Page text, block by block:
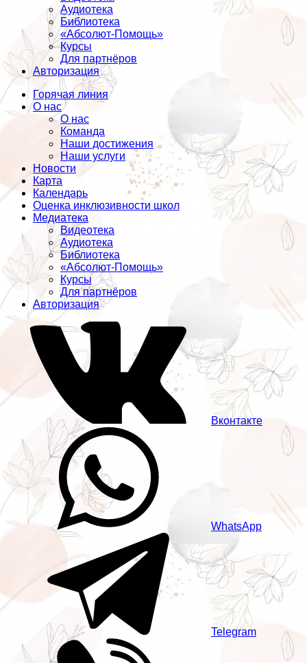
Аудиотека
Библиотека
«Абсолют-Помощь»
Курсы
Для партнёров
Авторизация
Горячая линия
О нас
О нас
Команда
Наши достижения
Наши услуги
Новости
Карта
Календарь
Оценка инклюзивности школ
Медиатека
Видеотека
Аудиотека
Библиотека
«Абсолют-Помощь»
Курсы
Для партнёров
Авторизация
Вконтакте
WhatsApp
Telegram